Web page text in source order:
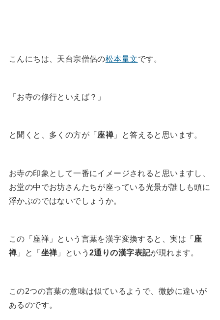
こんにちは、天台宗僧侶の松本量文です。
「お寺の修行といえば？」
と聞くと、多くの方が「 座禅」と答えると思います。
お寺の印象として一番にイメージされると思いますし、
お堂の中でお坊さんたちが座っている光景が誰しも頭に
浮かぶのではないでしょうか。
この「座禅」という言葉を漢字変換すると、実は「 座
禅」と「 坐禅」という2通りの漢字表記が現れます。
この2つの言葉の意味は似ているようで、微妙に違いが
あるのです。